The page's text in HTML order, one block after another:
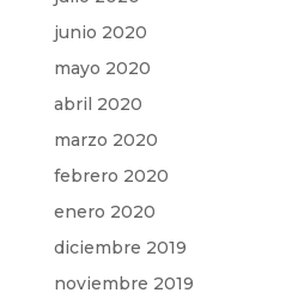
junio 2020
mayo 2020
abril 2020
marzo 2020
febrero 2020
enero 2020
diciembre 2019
noviembre 2019